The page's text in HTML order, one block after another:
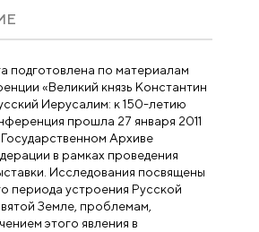
подготовлена по материалам
«Великий князь Константин
Иерусалим: к 150-летию
прошла 27 января 2011
Архиве
в рамках проведения
Исследования посвящены
периода устроения Русской
Земле, проблемам,
этого явления в